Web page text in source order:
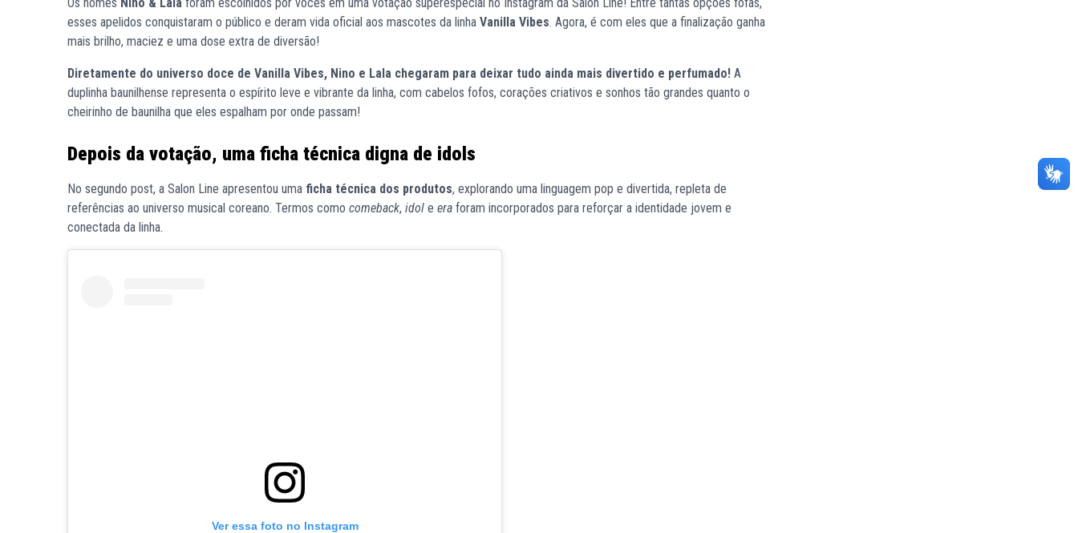
esses apelidos conquistaram o público e deram vida oficial aos mascotes da linha Vanilla Vibes. Agora, é com eles que a finalização ganha
mais brilho, maciez e uma dose extra de diversão!
Diretamente do universo doce de Vanilla Vibes, Nino e Lala chegaram para deixar tudo ainda mais divertido e perfumado! A
duplinha baunilhense representa o espírito leve e vibrante da linha, com cabelos fofos, corações criativos e sonhos tão grandes quanto o
cheirinho de baunilha que eles espalham por onde passam!
Depois da votação, uma ficha técnica digna de idols
No segundo post, a Salon Line apresentou uma ficha técnica dos produtos, explorando uma linguagem pop e divertida, repleta de
referências ao universo musical coreano. Termos como comeback, idol e era foram incorporados para reforçar a identidade jovem e
conectada da linha.
Ver essa foto no Instagram